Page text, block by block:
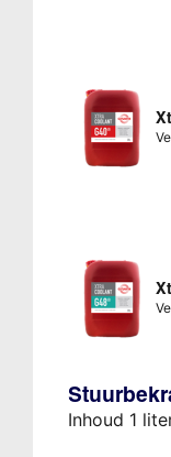
Inhoud 1